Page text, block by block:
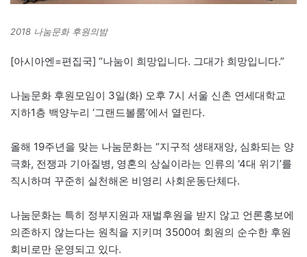
2018 나눔문화 후원의밤
[아시아엔=편집국] “나눔이 희망입니다. 그대가 희망입니다.”
나눔문화 후원모임이 3일(화) 오후 7시 서울 신촌 연세대학교
지하1층 백양누리 ‘그랜드볼룸’에서 열린다.
올해 19주년을 맞는 나눔문화는 “지구적 생태재앙, 심화되는 양
극화, 전쟁과 기아질병, 영혼의 상실이라는 인류의 ‘4대 위기’를
직시하며 꾸준히 실천해온 비영리 사회운동단체다.
나눔문화는 특히 정부지원과 재벌후원을 받지 않고 언론홍보에
의존하지 않는다는 원칙을 지키며 3500여 회원의 순수한 후원
회비로만 운영되고 있다.